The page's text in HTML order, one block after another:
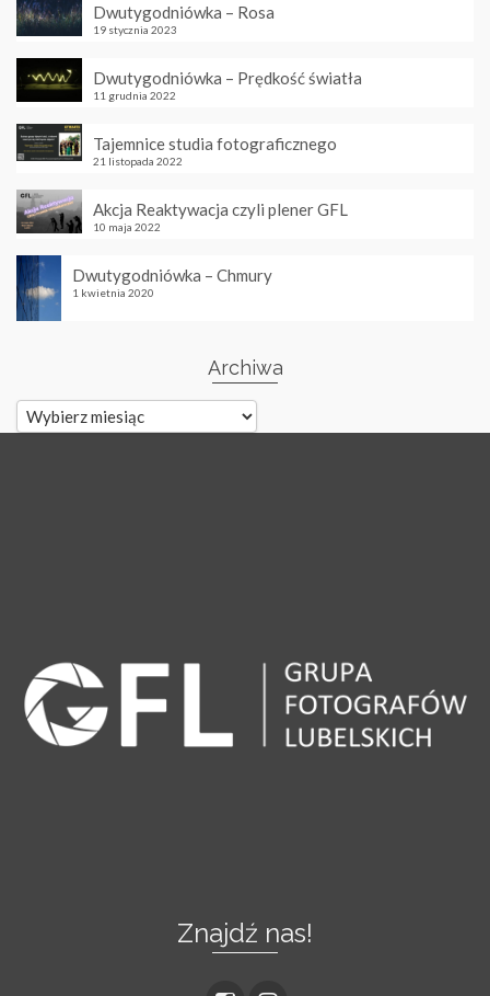
Dwutygodniówka – Rosa
19 stycznia 2023
Dwutygodniówka – Prędkość światła
11 grudnia 2022
Tajemnice studia fotograficznego
21 listopada 2022
Akcja Reaktywacja czyli plener GFL
10 maja 2022
Dwutygodniówka – Chmury
1 kwietnia 2020
Archiwa
Archiwa
Znajdź nas!